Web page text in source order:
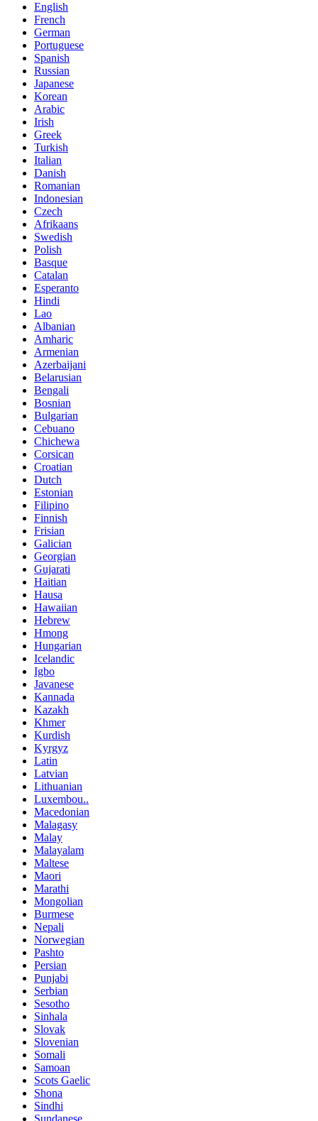
English
French
German
Portuguese
Spanish
Russian
Japanese
Korean
Arabic
Irish
Greek
Turkish
Italian
Danish
Romanian
Indonesian
Czech
Afrikaans
Swedish
Polish
Basque
Catalan
Esperanto
Hindi
Lao
Albanian
Amharic
Armenian
Azerbaijani
Belarusian
Bengali
Bosnian
Bulgarian
Cebuano
Chichewa
Corsican
Croatian
Dutch
Estonian
Filipino
Finnish
Frisian
Galician
Georgian
Gujarati
Haitian
Hausa
Hawaiian
Hebrew
Hmong
Hungarian
Icelandic
Igbo
Javanese
Kannada
Kazakh
Khmer
Kurdish
Kyrgyz
Latin
Latvian
Lithuanian
Luxembou..
Macedonian
Malagasy
Malay
Malayalam
Maltese
Maori
Marathi
Mongolian
Burmese
Nepali
Norwegian
Pashto
Persian
Punjabi
Serbian
Sesotho
Sinhala
Slovak
Slovenian
Somali
Samoan
Scots Gaelic
Shona
Sindhi
Sundanese